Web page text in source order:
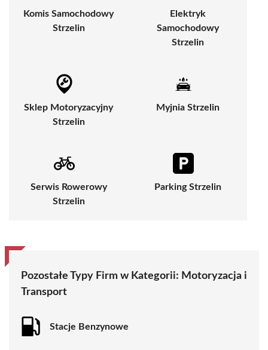
Komis Samochodowy
Strzelin
Elektryk
Samochodowy
Strzelin
Sklep Motoryzacyjny
Strzelin
Myjnia Strzelin
Serwis Rowerowy
Strzelin
Parking Strzelin
Pozostałe Typy Firm w Kategorii: Motoryzacja i
Transport
Stacje Benzynowe